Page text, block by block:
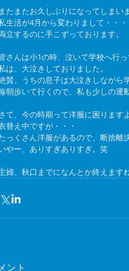
またまたお久しぶりになってしまい
生活が4月から変わりまして・・・
立するのに手こずっております。
さんは小1の時、泣いて学校へ行
は、大泣きしておりました。
賛、うちの息子は大泣きしながら
朝歩いて行くので、私も少しの運
て、今の時期って洋服に困りますよ
替え中ですが・・・
っくさん洋服があるので、断捨離
やー、ありすぎありすぎ。笑
婦、秋口までになんとか終えます
ント